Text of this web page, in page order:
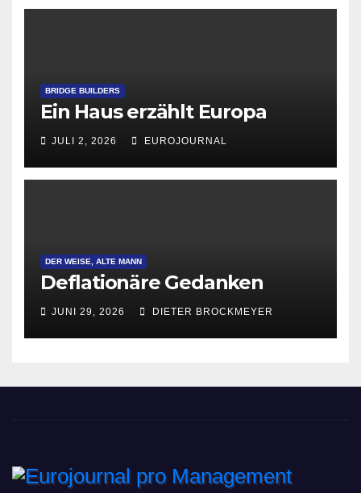
BRIDGE BUILDERS
Ein Haus erzählt Europa
JULI 2, 2026 EUROJOURNAL
DER WEISE, ALTE MANN
Deflationäre Gedanken
JUNI 29, 2026 DIETER BROCKMEYER